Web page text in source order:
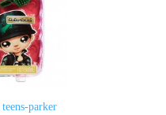
parker